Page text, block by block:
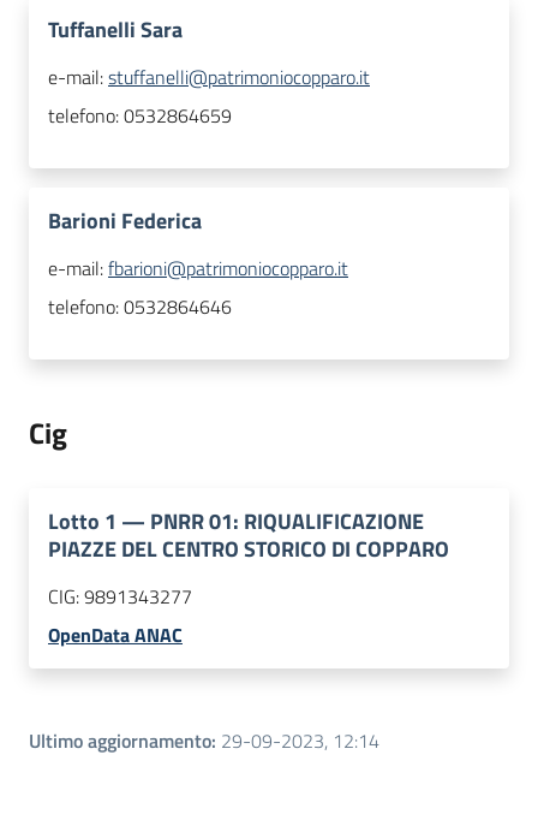
Tuffanelli Sara
e-mail:stuffanelli@patrimoniocopparo.it
telefono:0532864659
Barioni Federica
e-mail:fbarioni@patrimoniocopparo.it
telefono:0532864646
Cig
Lotto 1 — PNRR 01: RIQUALIFICAZIONE
PIAZZE DEL CENTRO STORICO DI COPPARO
CIG:9891343277
OpenData ANAC
Ultimo aggiornamento: 29-09-2023, 12:14